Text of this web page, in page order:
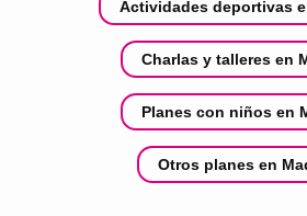
Actividades deportivas
Charlas y talleres en
Planes con niños en
Otros planes en